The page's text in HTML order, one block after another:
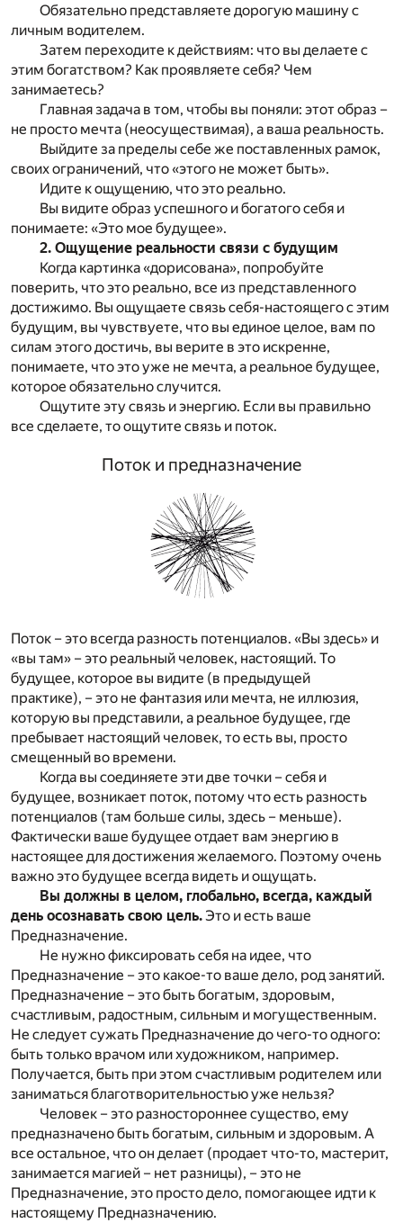
Обязательно представляете дорогую машину с
личным водителем.
Затем переходите к действиям: что вы делаете с
этим богатством? Как проявляете себя? Чем
занимаетесь?
Главная задача в том, чтобы вы поняли: этот образ –
не просто мечта (неосуществимая), а ваша реальность.
Выйдите за пределы себе же поставленных рамок,
своих ограничений, что «этого не может быть».
Идите к ощущению, что это реально.
Вы видите образ успешного и богатого себя и
понимаете: «Это мое будущее».
2. Ощущение реальности связи с будущим
Когда картинка «дорисована», попробуйте
поверить, что это реально, все из представленного
достижимо. Вы ощущаете связь себя-настоящего с этим
будущим, вы чувствуете, что вы единое целое, вам по
силам этого достичь, вы верите в это искренне,
понимаете, что это уже не мечта, а реальное будущее,
которое обязательно случится.
Ощутите эту связь и энергию. Если вы правильно
все сделаете, то ощутите связь и поток.
Поток и предназначение
Поток – это всегда разность потенциалов. «Вы здесь» и
«вы там» – это реальный человек, настоящий. То
будущее, которое вы видите (в предыдущей
практике), – это не фантазия или мечта, не иллюзия,
которую вы представили, а реальное будущее, где
пребывает настоящий человек, то есть вы, просто
смещенный во времени.
Когда вы соединяете эти две точки – себя и
будущее, возникает поток, потому что есть разность
потенциалов (там больше силы, здесь – меньше).
Фактически ваше будущее отдает вам энергию в
настоящее для достижения желаемого. Поэтому очень
важно это будущее всегда видеть и ощущать.
Вы должны в целом, глобально, всегда, каждый
день осознавать свою цель.Это и есть ваше
Предназначение.
Не нужно фиксировать себя на идее, что
Предназначение – это какое-то ваше дело, род занятий.
Предназначение – это быть богатым, здоровым,
счастливым, радостным, сильным и могущественным.
Не следует сужать Предназначение до чего-то одного:
быть только врачом или художником, например.
Получается, быть при этом счастливым родителем или
заниматься благотворительностью уже нельзя?
Человек – это разностороннее существо, ему
предназначено быть богатым, сильным и здоровым. А
все остальное, что он делает (продает что-то, мастерит,
занимается магией – нет разницы), – это не
Предназначение, это просто дело, помогающее идти к
настоящему Предназначению.